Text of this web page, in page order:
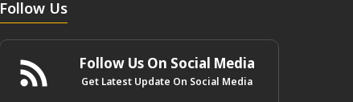
Follow Us
Follow Us On Social Media
Get Latest Update On Social Media